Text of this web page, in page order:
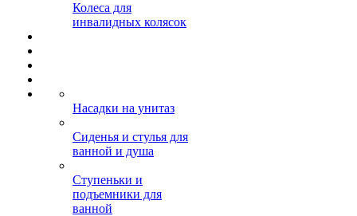
Колеса для
инвалидных колясок
Насадки на унитаз
Сиденья и стулья для
ванной и душа
Ступеньки и
подъемники для
ванной